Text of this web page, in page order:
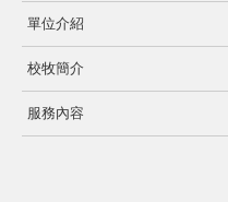
單位介紹
校牧簡介
服務內容